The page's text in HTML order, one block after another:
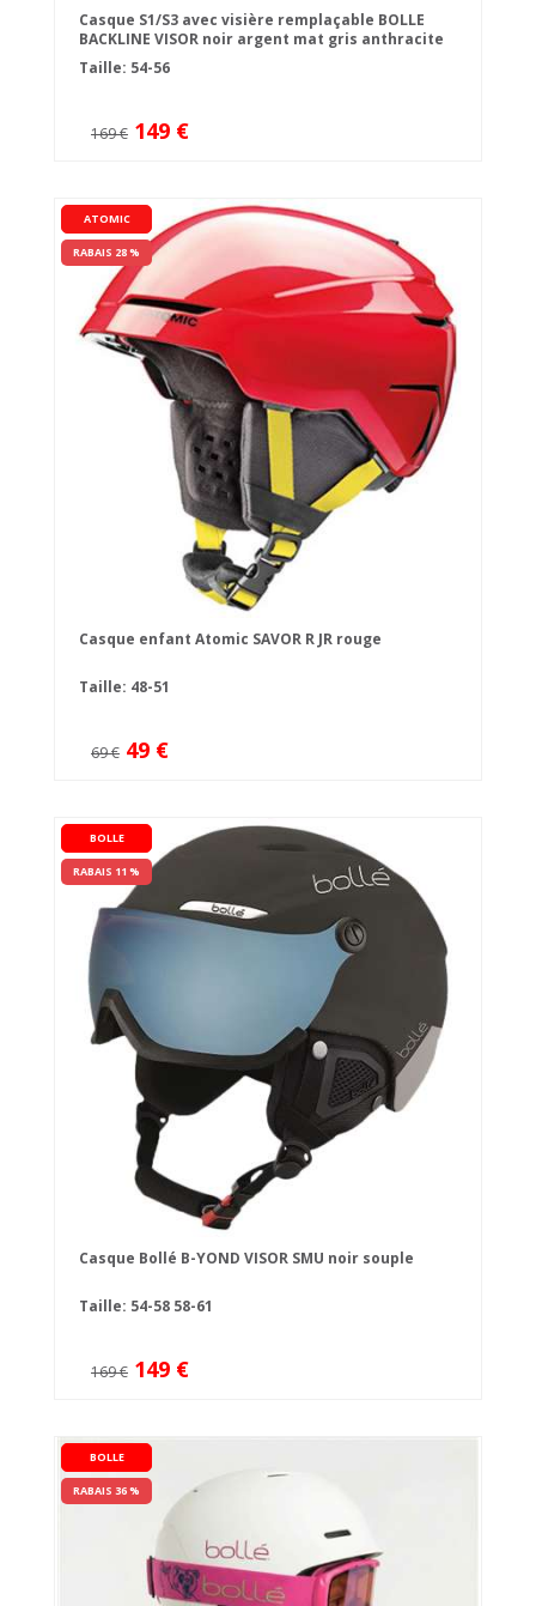
Casque S1/S3 avec visière remplaçable BOLLE
BACKLINE VISOR noir argent mat gris anthracite
Taille: 54-56
169 € 149 €
ATOMIC
RABAIS 28 %
Casque enfant Atomic SAVOR R JR rouge
Taille: 48-51
69 € 49 €
BOLLE
RABAIS 11 %
Casque Bollé B-YOND VISOR SMU noir souple
Taille: 54-58 58-61
169 € 149 €
BOLLE
RABAIS 36 %